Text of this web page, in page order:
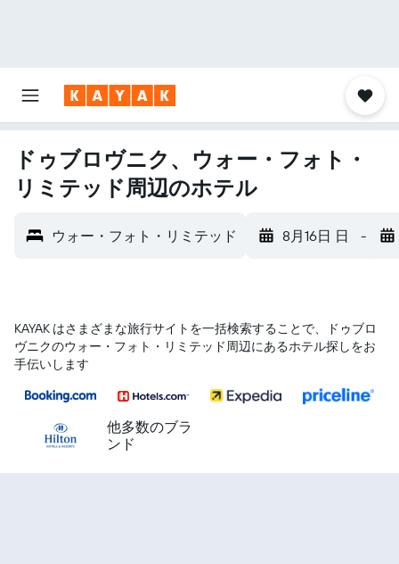
ドゥブロヴニク、ウォー・フォト・
リミテッド周辺のホテル
ウォー・フォト・リミテッド 8月16日 日 -
KAYAK はさまざまな旅行サイトを一括検索することで、ドゥブロ
ヴニク​のウォー・フォト・リミテッド​周辺にあるホテル探しをお
手伝いします
他多数のブラ
ンド